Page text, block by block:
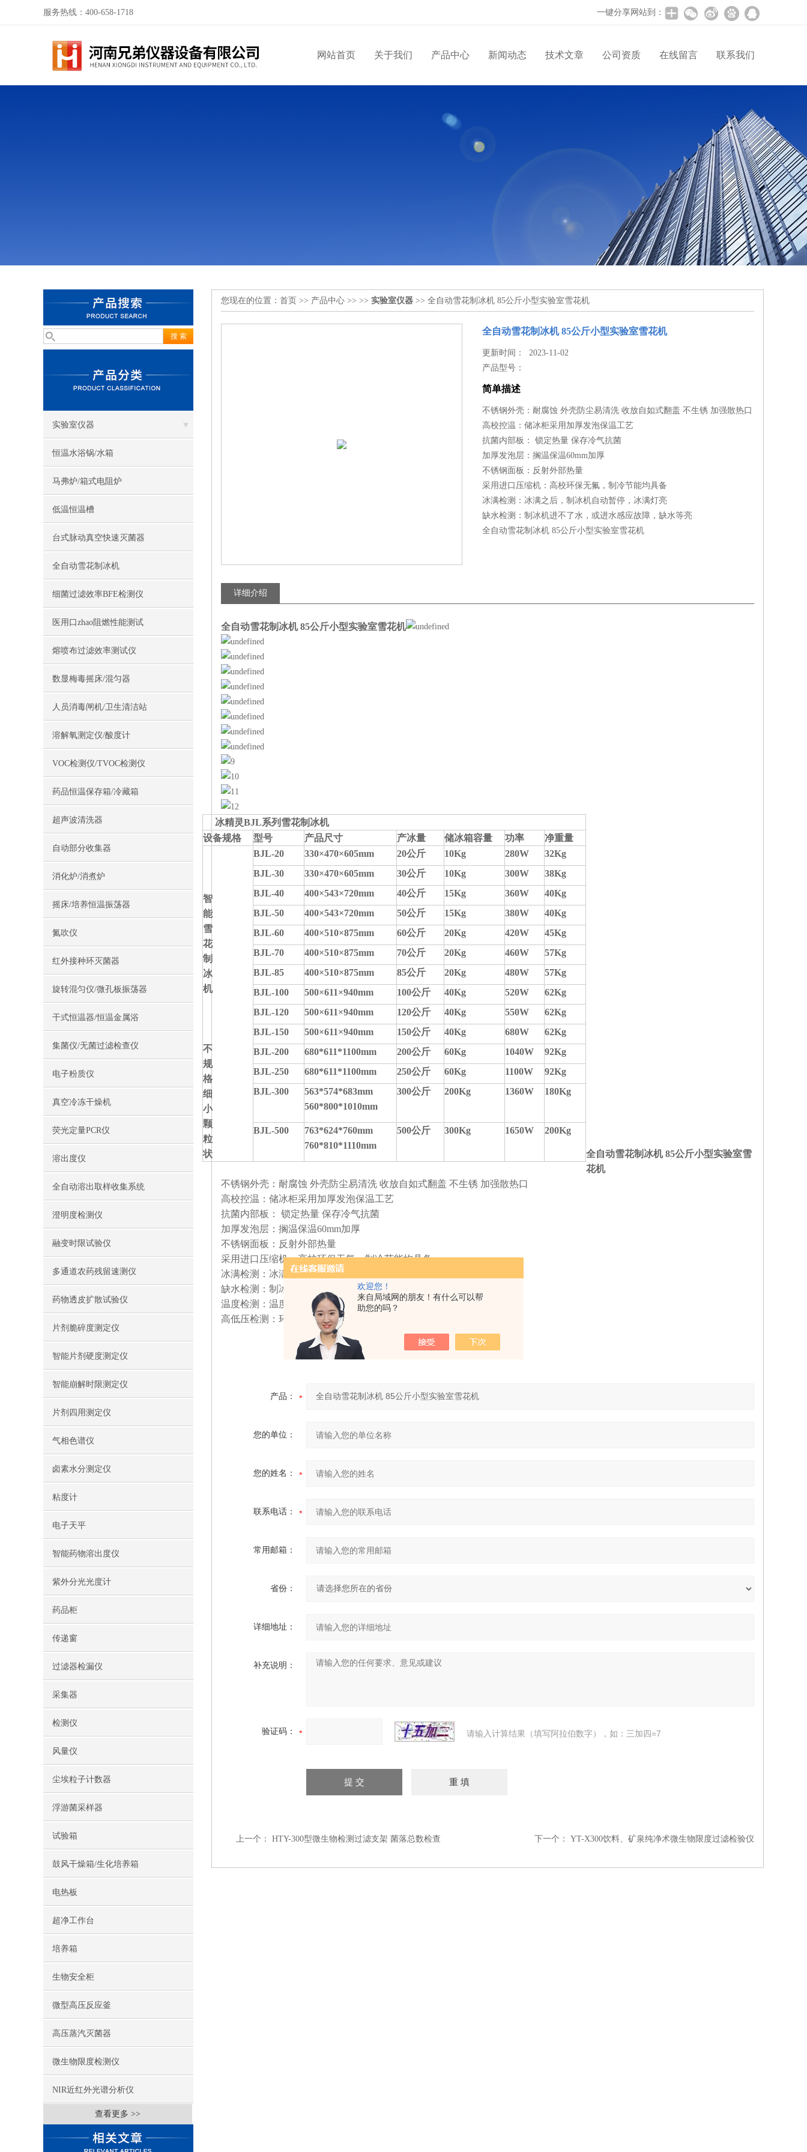
欢迎您！
来自局域网的朋友！有什么可以帮
助您的吗？
服务热线：400-658-1718 一键分享网站到：
网站首页 关于我们 产品中心 新闻动态 技术文章 公司资质 在线留言 联系我们
实验室仪器
恒温水浴锅/水箱
马弗炉/箱式电阻炉
低温恒温槽
台式脉动真空快速灭菌器
全自动雪花制冰机
细菌过滤效率BFE检测仪
医用口zhao阻燃性能测试
熔喷布过滤效率测试仪
数显梅毒摇床/混匀器
人员消毒闸机/卫生清洁站
溶解氧测定仪/酸度计
VOC检测仪/TVOC检测仪
药品恒温保存箱/冷藏箱
超声波清洗器
自动部分收集器
消化炉/消煮炉
摇床/培养恒温振荡器
氮吹仪
红外接种环灭菌器
旋转混匀仪/微孔板振荡器
干式恒温器/恒温金属浴
集菌仪/无菌过滤检查仪
电子粉质仪
真空冷冻干燥机
荧光定量PCR仪
溶出度仪
全自动溶出取样收集系统
澄明度检测仪
融变时限试验仪
多通道农药残留速测仪
药物透皮扩散试验仪
片剂脆碎度测定仪
智能片剂硬度测定仪
智能崩解时限测定仪
片剂四用测定仪
气相色谱仪
卤素水分测定仪
粘度计
电子天平
智能药物溶出度仪
紫外分光光度计
药品柜
传递窗
过滤器检漏仪
采集器
检测仪
风量仪
尘埃粒子计数器
浮游菌采样器
试验箱
鼓风干燥箱/生化培养箱
电热板
超净工作台
培养箱
生物安全柜
微型高压反应釜
高压蒸汽灭菌器
微生物限度检测仪
NIR近红外光谱分析仪
查看更多 >>
您现在的位置： 首页 >> 产品中心 >> >> 实验室仪器 >> 全自动雪花制冰机 85公斤小型实验室雪花机
全自动雪花制冰机 85公斤小型实验室雪花机
更新时间： 2023-11-02
产品型号：
简单描述
不锈钢外壳：耐腐蚀 外壳防尘易清洗 收放自如式翻盖 不生锈 加强散热口
高校控温：储冰柜采用加厚发泡保温工艺
抗菌内部板： 锁定热量 保存冷气抗菌
加厚发泡层：搁温保温60mm加厚
不锈钢面板：反射外部热量
采用进口压缩机：高校环保无氟，制冷节能均具备
冰满检测：冰满之后，制冰机自动暂停，冰满灯亮
缺水检测：制冰机进不了水，或进水感应故障，缺水等亮
全自动雪花制冰机 85公斤小型实验室雪花机
详细介绍
全自动雪花制冰机 85公斤小型实验室雪花机
冰精灵BJL系列雪花制冰机
设备规格
型号 产品尺寸 产冰量 储冰箱容量 功率 净重量
智
能
雪
花
制
冰
机
不
规
格
细
小
颗
粒
状
BJL-20 330×470×605mm 20公斤 10Kg 280W
32Kg
BJL-30
330×470×605mm 30公斤 10Kg 300W
38Kg
BJL-40
400×543×720mm 40公斤 15Kg 360W
40Kg
BJL-50
400×543×720mm 50公斤 15Kg 380W
40Kg
BJL-60
400×510×875mm 60公斤 20Kg 420W
45Kg
BJL-70
400×510×875mm 70公斤 20Kg 460W
57Kg
BJL-85
400×510×875mm 85公斤 20Kg 480W
57Kg
BJL-100
500×611×940mm 100公斤 40Kg 520W
62Kg
BJL-120
500×611×940mm 120公斤 40Kg 550W
62Kg
BJL-150
500×611×940mm 150公斤 40Kg 680W
62Kg
BJL-200
680*611*1100mm 200公斤 60Kg 1040W
92Kg
BJL-250
680*611*1100mm 250公斤 60Kg 1100W
92Kg
BJL-300
563*574*683mm
560*800*1010mm
300公斤 200Kg 1360W 180Kg
BJL-500
763*624*760mm
760*810*1110mm
500公斤 300Kg 1650W 200Kg
全自动雪花制冰机 85公斤小型实验室雪
花机
不锈钢外壳：耐腐蚀 外壳防尘易清洗 收放自如式翻盖 不生锈 加强散热口
高校控温：储冰柜采用加厚发泡保温工艺
抗菌内部板： 锁定热量 保存冷气抗菌
加厚发泡层：搁温保温60mm加厚
不锈钢面板：反射外部热量
采用进口压缩机：高校环保无氟，制冷节能均具备
冰满检测：冰满之后，制冰机自动暂停，冰满灯亮
缺水检测：制冰机进不了水，或进水感应故障，缺水等亮
温度检测：温度过高，制冰机不运转，显示E3
高低压检测：环境压力过高过低，显示E1/E2
产品：
您的单位：
您的姓名：
联系电话：
常用邮箱：
省份：
详细地址：
补充说明：
验证码： 请输入计算结果（填写阿拉伯数字），如：三加四=7
上一个： HTY-300型微生物检测过滤支架 菌落总数检查 下一个： YT-X300饮料、矿泉纯净术微生物限度过滤检验仪